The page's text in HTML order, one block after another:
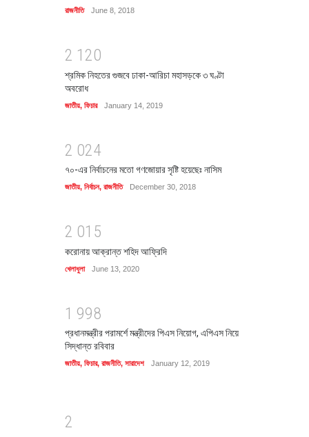
রাজনীতি June 8, 2018
2 1 20
শ্রমিক নিহতের গুজবে ঢাকা-আরিচা মহাসড়কে ৩ ঘণ্টা
অবরোধ
জাতীয়, ফিচার January 14, 2019
2 024
৭০-এর নির্বাচনের মতো গণজোয়ার সৃষ্টি হয়েছেঃ নাসিম
জাতীয়, নির্বাচন, রাজনীতি December 30, 2018
2 01 5
করোনায় আক্রান্ত শহিদ আফ্রিদি
খেলাধুলা June 13, 2020
1 998
প্রধানমন্ত্রীর পরামর্শে মন্ত্রীদের পিএস নিয়োগ, এপিএস নিয়ে
সিদ্ধান্ত রবিবার
জাতীয়, ফিচার, রাজনীতি, সারাদেশ January 12, 2019
2